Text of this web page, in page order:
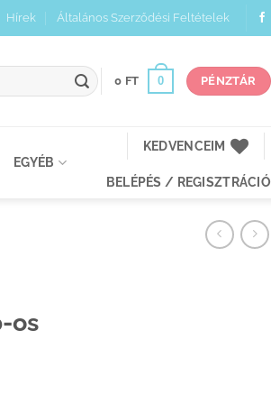
Hírek Általános Szerződési Feltételek
0 FT 0 PÉNZTÁR
EGYÉB
KEDVENCEIM
BELÉPÉS / REGISZTRÁCIÓ
os